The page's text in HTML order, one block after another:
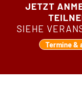
JETZT
SIEHE
Termine &